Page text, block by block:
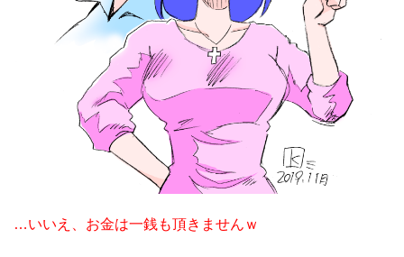
…いいえ、お金は一銭も頂きませんｗ